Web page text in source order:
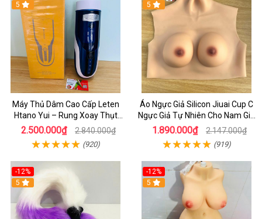
5
Máy Thủ Dâm Cao Cấp Leten
Htano Yui – Rung Xoay Thụt
Mạnh, Có Tiếng Rên JAV
2.500.000₫ 2.840.000₫
(920)
5
Áo Ngực Giả Silicon Jiuai Cup C
Ngực Giả Tự Nhiên Cho Nam Giả
Gái, Drag Queen
1.890.000₫ 2.147.000₫
(919)
-12%
5
-12%
5